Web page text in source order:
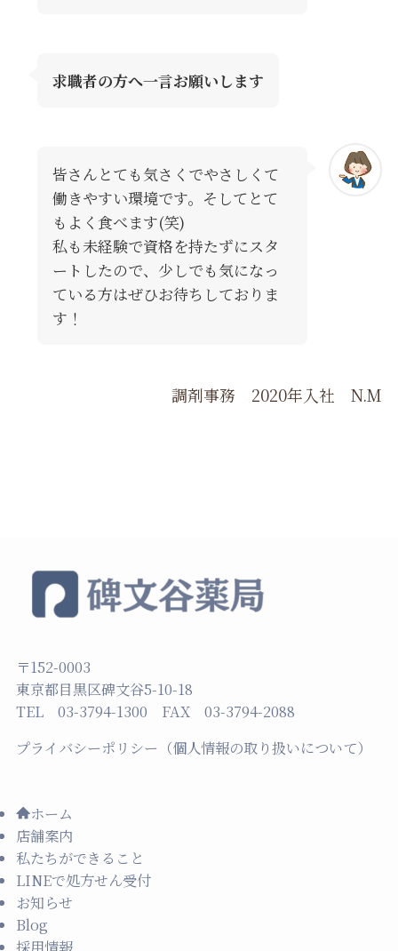
求職者の方へ一言お願いします
皆さんとても気さくでやさしくて
働きやすい環境です。そしてとて
もよく食べます(笑)
私も未経験で資格を持たずにスタ
ートしたので、少しでも気になっ
ている方はぜひお待ちしておりま
す！
調剤事務 2020年入社 N.M
〒152-0003
東京都目黒区碑文谷5-10-18
TEL 03-3794-1300 FAX 03-3794-2088
プライバシーポリシー（個人情報の取り扱いについて）
ホーム
店舗案内
私たちができること
LINEで処方せん受付
お知らせ
Blog
採用情報